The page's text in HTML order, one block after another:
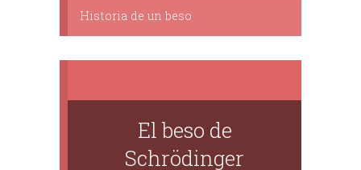
Historia de un beso
El beso de
Schrödinger